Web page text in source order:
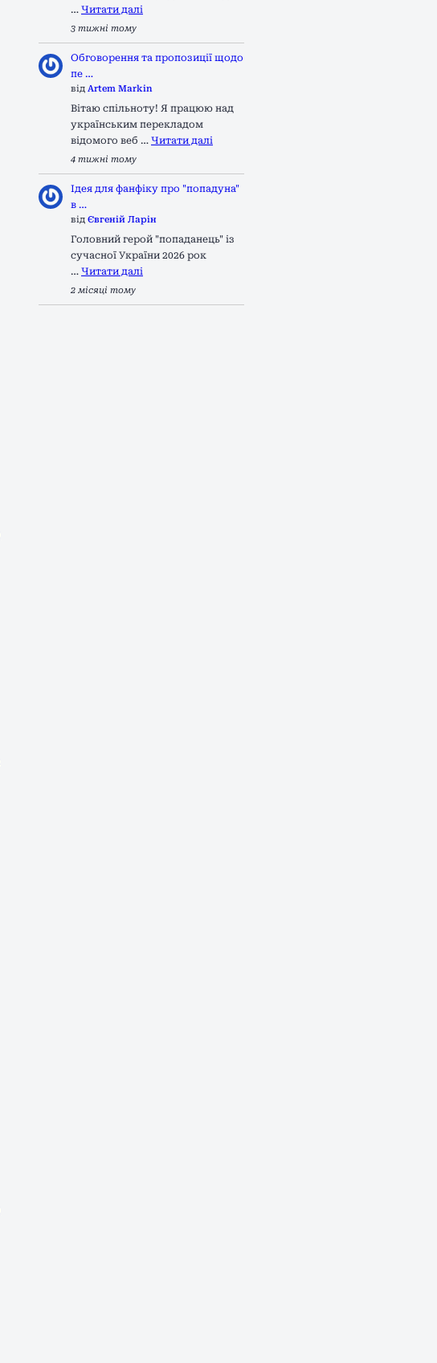
… Читати далі
3 тижні тому
Обговорення та пропозиції щодо
пе …
від Artem Markin
Вітаю спільноту! Я працюю над
українським перекладом
відомого веб … Читати далі
4 тижні тому
Ідея для фанфіку про "попадуна"
в …
від Євгеній Ларін
Головний герой "попаданець" із
сучасної України 2026 рок
… Читати далі
2 місяці тому